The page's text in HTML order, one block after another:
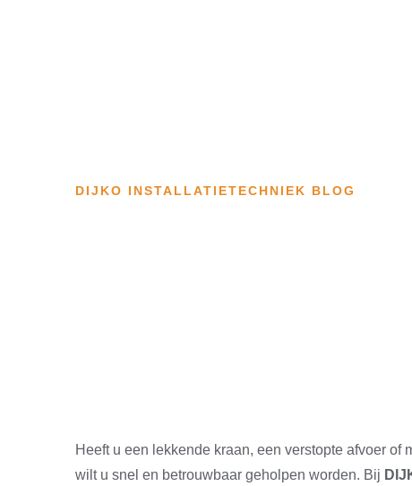
DIJKO INSTALLATIETECHNIEK BLOG
Heeft u een lekkende kraan, een verstopte afvoer of
wilt u snel en betrouwbaar geholpen worden. Bij